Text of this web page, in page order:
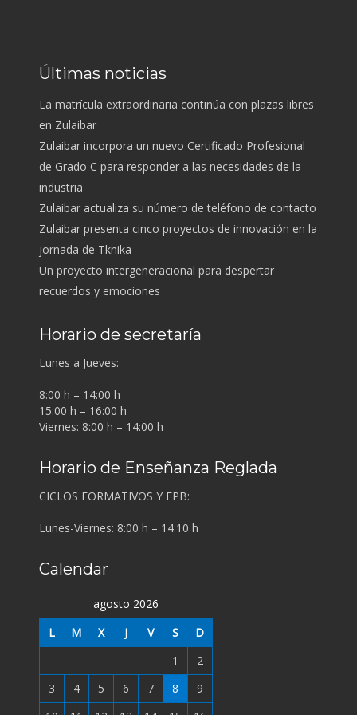
Últimas noticias
La matrícula extraordinaria continúa con plazas libres
en Zulaibar
Zulaibar incorpora un nuevo Certificado Profesional
de Grado C para responder a las necesidades de la
industria
Zulaibar actualiza su número de teléfono de contacto
Zulaibar presenta cinco proyectos de innovación en la
jornada de Tknika
Un proyecto intergeneracional para despertar
recuerdos y emociones
Horario de secretaría
Lunes a Jueves:
8:00 h – 14:00 h
15:00 h – 16:00 h
Viernes: 8:00 h – 14:00 h
Horario de Enseñanza Reglada
CICLOS FORMATIVOS Y FPB:
Lunes-Viernes: 8:00 h – 14:10 h
Calendar
agosto 2026
L
M X J V S
D
1
2
3
4 5 6 7 8
9